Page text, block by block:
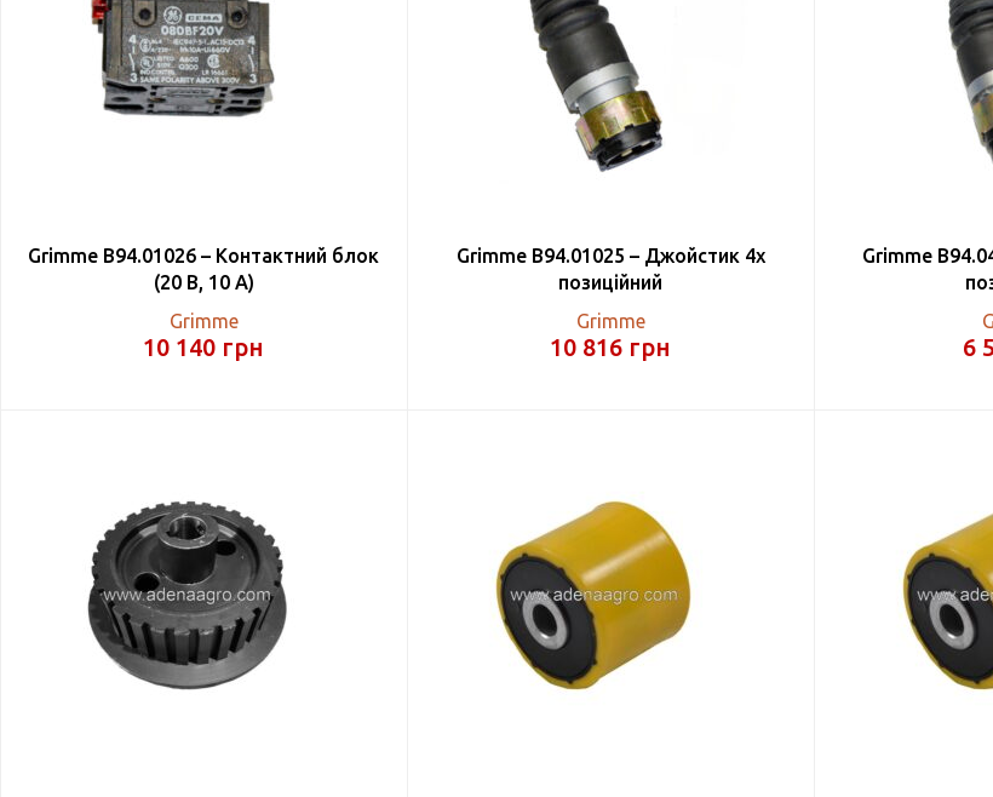
Grimme B94.01026 – Контактний блок
(20 В, 10 А)
Grimme
10 140 грн
Grimme B94.01025 – Джойстик 4х
позиційний
Grimme
10 816 грн
Grimme
6